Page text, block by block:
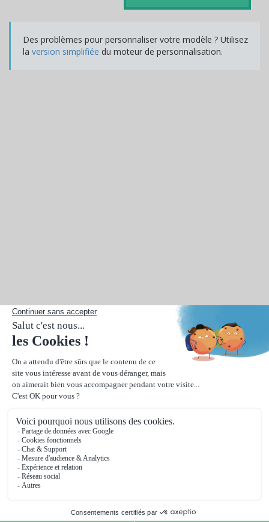
Des problèmes pour personnaliser votre modèle ? Utilisez
la version simplifiée du moteur de personnalisation.